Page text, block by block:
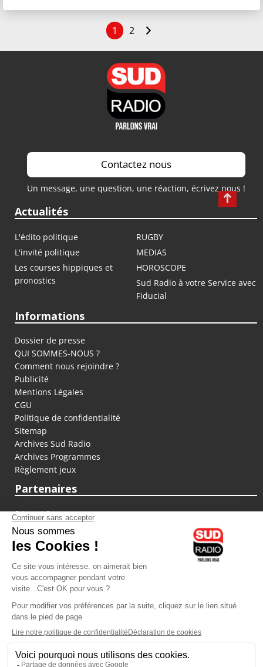
1 2
Contactez nous
Un message, une question, une réaction, écrivez nous !
Actualités
L'édito politique
RUGBY
L'invité politique
MEDIAS
Les courses hippiques et
pronostics
HOROSCOPE
Sud Radio à votre Service avec
Fiducial
Informations
Dossier de presse
QUI SOMMES-NOUS ?
Comment nous rejoindre ?
Publicité
Mentions Légales
CGU
Politique de confidentialité
Sitemap
Archives Sud Radio
Archives Programmes
Règlement jeux
Partenaires
fiducial.fr
lyoncapitale.fr
olympique-et-lyonnais.com
L'application Iphone / Android
Téléchargez l'application
Les cookies
Gestion des cookies